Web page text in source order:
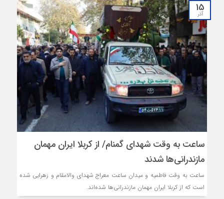
15
آذر
ساعت به وقت شهدای گمنام/ از کربلا ایران مهمان
مازندرانی‌ها شدند
ساعت به وقت فاطمیه و میدان ساعت معراج شهدای والامقام و زهرایی شده
است که از کربلا ایران مهمان مازندرانی‌ها شده‌اند.